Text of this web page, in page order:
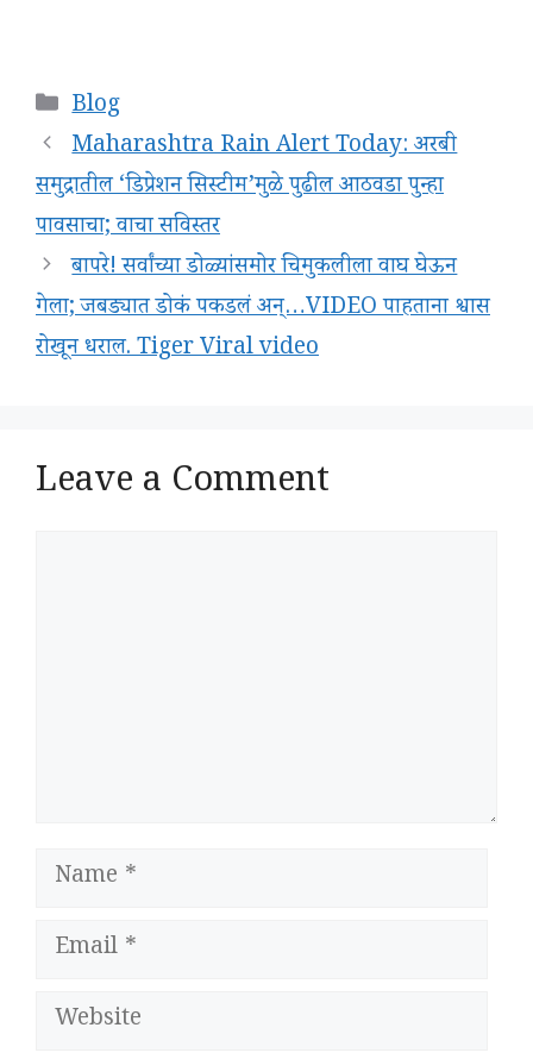
Categories
Blog
Maharashtra Rain Alert Today: अरबी
समुद्रातील ‘डिप्रेशन सिस्टीम’मुळे पुढील आठवडा पुन्हा
पावसाचा; वाचा सविस्तर
बापरे! सर्वांच्या डोळ्यांसमोर चिमुकलीला वाघ घेऊन
गेला; जबड्यात डोकं पकडलं अन्…VIDEO पाहताना श्वास
रोखून धराल. Tiger Viral video
Leave a Comment
Name
Email
Website